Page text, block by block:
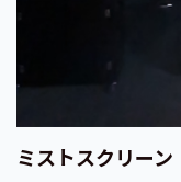
ミストスクリー